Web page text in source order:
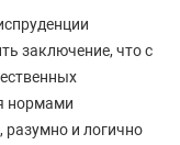
заключение, что с
нормами
и логично